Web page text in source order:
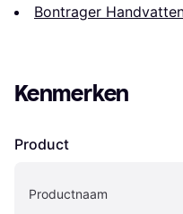
Bontrager
Kenmerken
Product
Productnaam